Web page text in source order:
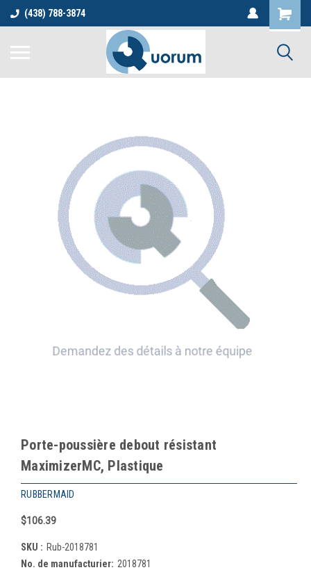
(438) 788-3874
Porte-poussière debout résistant
MaximizerMC, Plastique
RUBBERMAID
$106.39
SKU : Rub-2018781
No. de manufacturier: 2018781